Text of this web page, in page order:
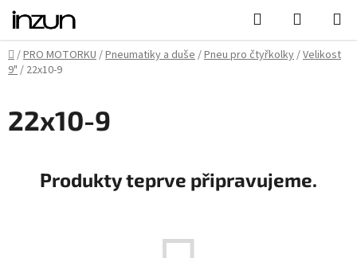
Přejít
obsah
Hledat
KOŠÍK
Domů
/PRO MOTORKU/Pneumatiky a duše/Pneu pro čtyřkolky/Velikost
9"/ 22x10-9
22x10-9
Produkty teprve připravujeme.